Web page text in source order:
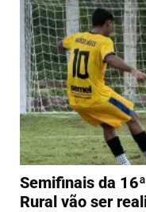
Semifinais da
Rural vão ser